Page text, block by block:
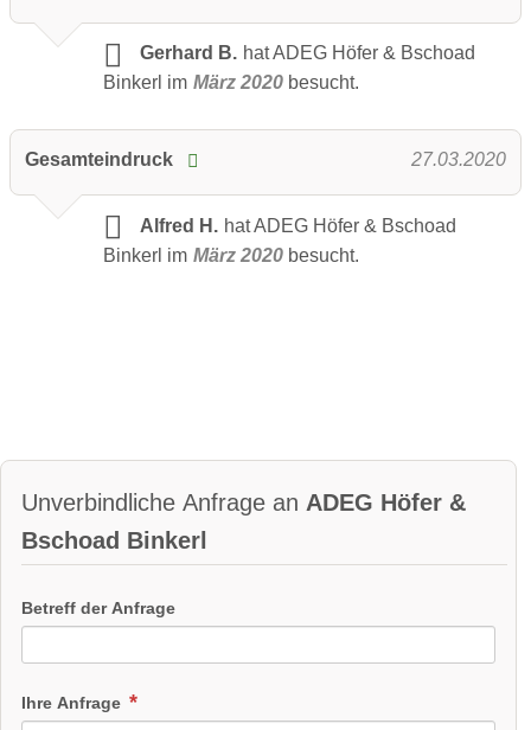
Gerhard B. hat ADEG Höfer & Bschoad
Binkerl im März 2020 besucht.
Gesamteindruck 27.03.2020
Alfred H. hat ADEG Höfer & Bschoad
Binkerl im März 2020 besucht.
Unverbindliche Anfrage an ADEG Höfer &
Bschoad Binkerl
Betreff der Anfrage
Ihre Anfrage